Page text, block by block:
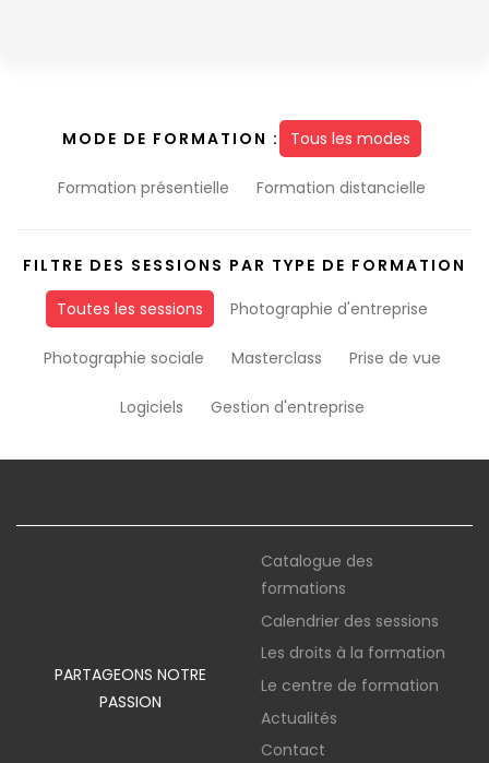
MODE DE FORMATION : Tous les modes
Formation présentielle Formation distancielle
FILTRE DES SESSIONS PAR TYPE DE FORMATION
Toutes les sessions
Photographie d'entreprise
Photographie sociale Masterclass Prise de vue
Logiciels Gestion d'entreprise
PARTAGEONS NOTRE
PASSION
Catalogue des
formations
Calendrier des sessions
Les droits à la formation
Le centre de formation
Actualités
Contact